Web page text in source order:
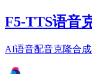
F5-TTS语音
AI语音配音克隆合